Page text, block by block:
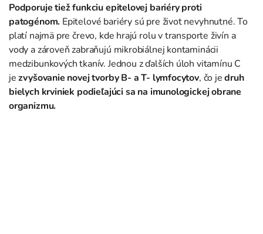
Podporuje tiež funkciu epitelovej bariéry proti
patogénom. Epitelové bariéry sú pre život nevyhnutné. To
platí najmä pre črevo, kde hrajú rolu v transporte živín a
vody a zároveň zabraňujú mikrobiálnej kontaminácii
medzibunkových tkanív. Jednou z ďalších úloh vitamínu C
jezvyšovanie novej tvorby B- a T- lymfocytov, čo jedruh
bielych krviniek podieľajúci sa na imunologickej obrane
organizmu.